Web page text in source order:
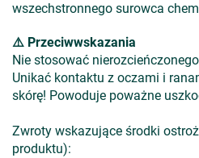
wszechstronnego surowca
⚠️ Przeciwwskazania
Nie stosować
Unikać kontaktu z oczami i
skórę! Powoduje poważne
Zwroty wskazujące środki
produktu):